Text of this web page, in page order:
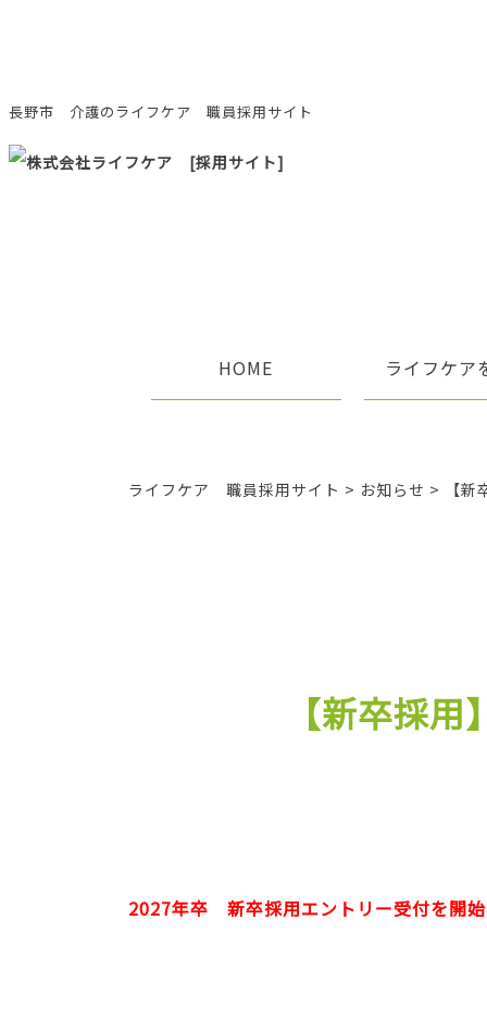
長野市 介護のライフケア 職員採用サイト
[採用サイト]
HOME ライフケア
ライフケア 職員採用サイト > お知らせ > 【
【新卒採
2027年卒 新卒採用エントリー受付を開